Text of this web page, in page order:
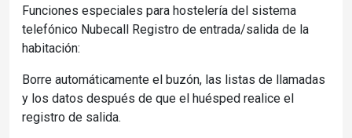
Funciones especiales para hostelería del sistema
telefónico Nubecall Registro de entrada/salida de la
habitación:
Borre automáticamente el buzón, las listas de llamadas
y los datos después de que el huésped realice el
registro de salida.